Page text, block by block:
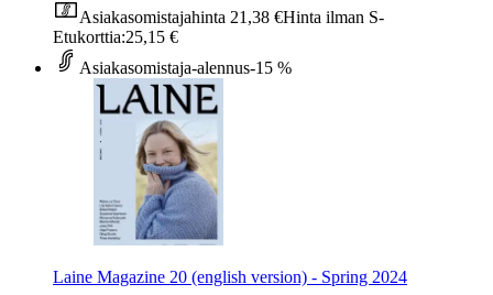
Asiakasomistajahinta 21,38 €Hinta ilman S-
Etukorttia:25,15 €
Asiakasomistaja-alennus-15 %
Laine Magazine 20 (english version) - Spring 2024